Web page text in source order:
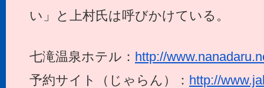
い」と上村氏は呼びかけている。
七滝温泉ホテル： http://
予約サイト（じゃらん）： http://